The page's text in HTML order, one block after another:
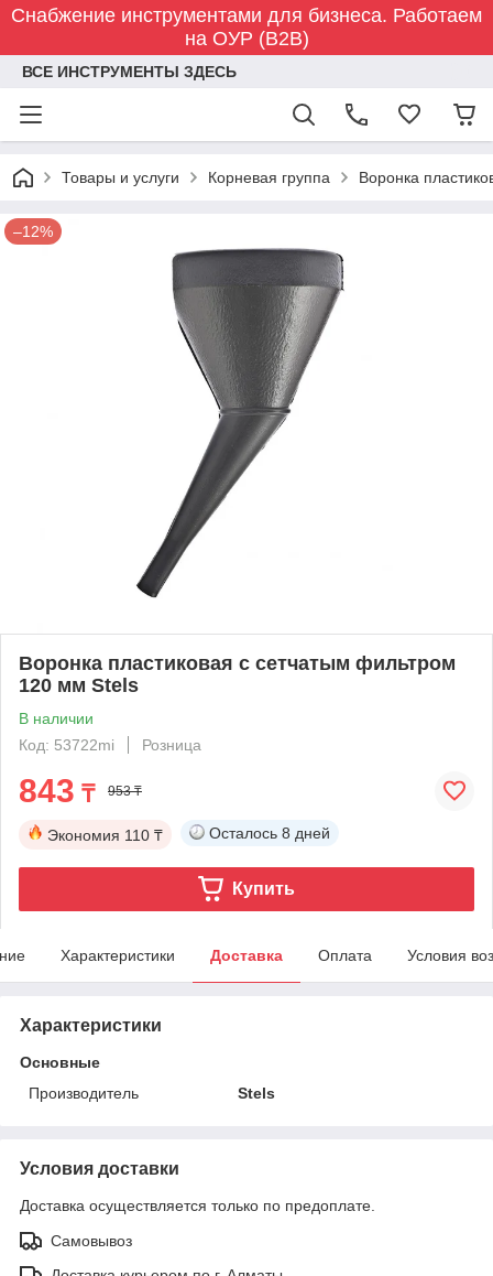
Снабжение инструментами для бизнеса. Работаем
на ОУР (B2B)
ВСЕ ИНСТРУМЕНТЫ ЗДЕСЬ
Товары и услуги Корневая группа Воронка
–12%
Воронка пластиковая с сетчатым фильтром
120 мм Stels
В наличии
Код: 53722mi
Розница
843 ₸ 953 ₸
Экономия 110 ₸ Осталось 8 дней
Купить
Характеристики Доставка Оплата Условия
Характеристики
Основные
Производитель
Stels
Условия доставки
Доставка осуществляется только по предоплате.
Самовывоз